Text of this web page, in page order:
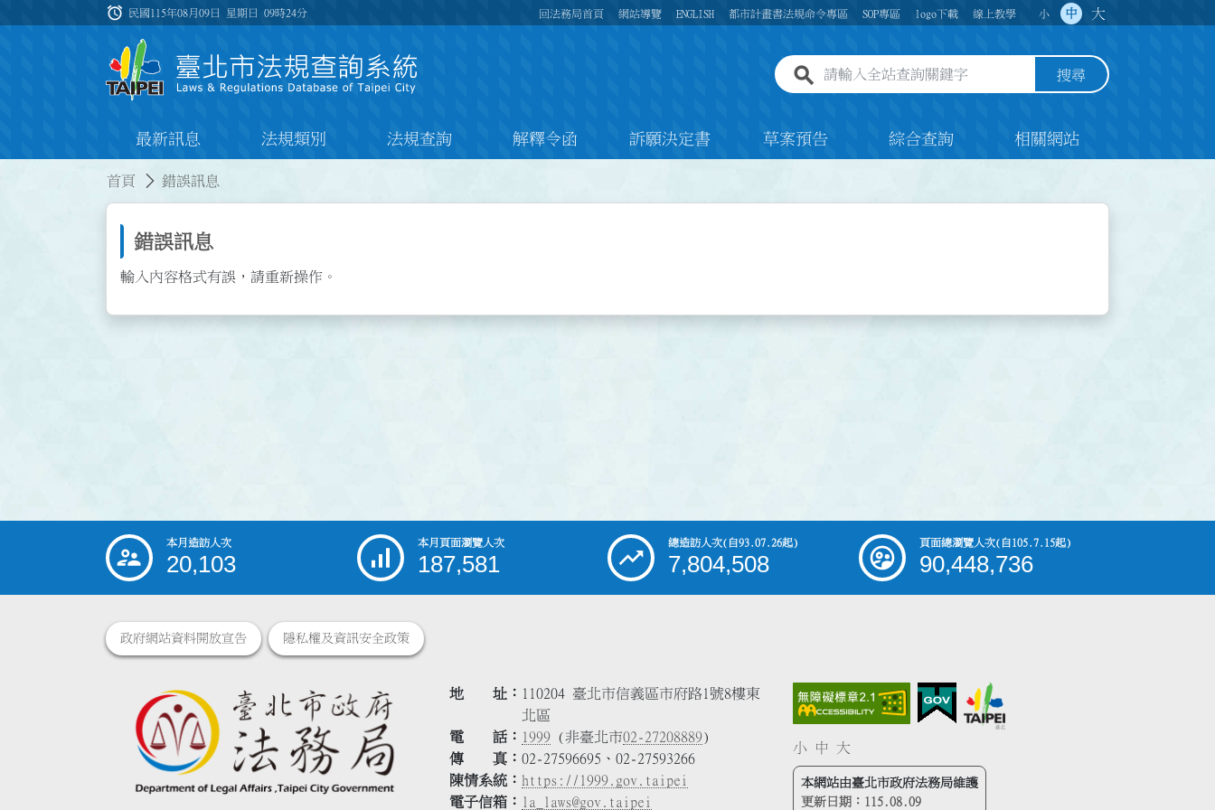
:::
alarm 民國115年08月09日 星期日09時24分 回法務局首頁 網站導覽 ENGLISH 都市計畫書法規命令專區 SOP專區 logo下載 線上教學 小 中 大
全站查詢關鍵字欄位 搜尋
最新訊息 法規類別 法規查詢 解釋令函 訴願決定書 草案預告 綜合查詢 相關網站
首頁 錯誤訊息
錯誤訊息
輸入內容格式有誤，請重新操作。
::: 本月造訪人次
20,103
本月頁面瀏覽人次
187,581
總造訪人次(自93.07.26起)
7,804,508
頁面總瀏覽人次(自105.7.15起)
90,448,736
政府網站資料開放宣告 隱私權及資訊安全政策
地 址
110204 臺北市信義區市府路1號8樓東
北區
電 話
1999 (非臺北市02-27208889)
傳 真
02-27596695、02-27593266
陳情系統
https://1999.gov.taipei
電子信箱
la_laws@gov.taipei
小 中 大
本網站由臺北市政府法務局維護
更新日期： 115.08.09